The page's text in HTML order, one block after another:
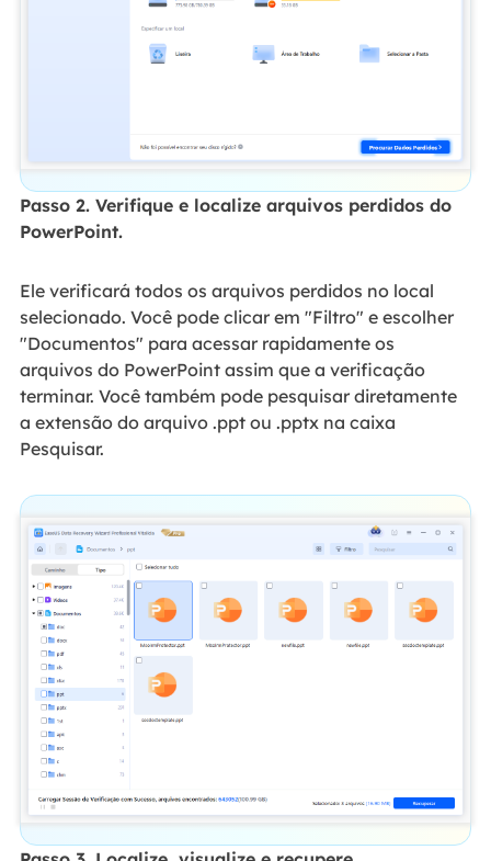
Passo 2. Verifique e localize arquivos perdidos do
PowerPoint.
Ele verificará todos os arquivos perdidos no local
selecionado. Você pode clicar em "Filtro" e escolher
"Documentos" para acessar rapidamente os
arquivos do PowerPoint assim que a verificação
terminar. Você também pode pesquisar diretamente
a extensão do arquivo .ppt ou .pptx na caixa
Pesquisar.